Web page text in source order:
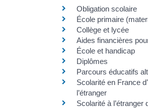
Obligation scolaire
École primaire
Collège et lycée
Aides financières
École et handicap
Diplômes
Parcours éducatifs
Scolarité en France
l’étranger
Scolarité à l’étranger